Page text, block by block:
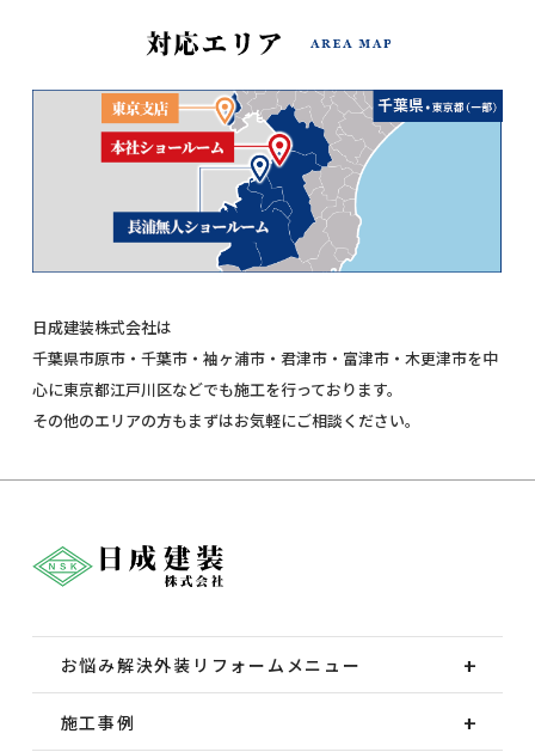
日成建装株式会社は
千葉県市原市・千葉市・袖ヶ浦市・君津市・富津市・木更津市を中
心に東京都江戸川区などでも施工を行っております。
その他のエリアの方もまずはお気軽にご相談ください。
お悩み解決外装 リフォームメニュー
施工事例